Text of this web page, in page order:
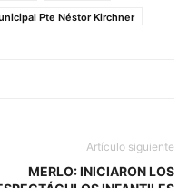
Pte Néstor Kirchner
Artículo siguiente
MERLO: INICIARON LOS